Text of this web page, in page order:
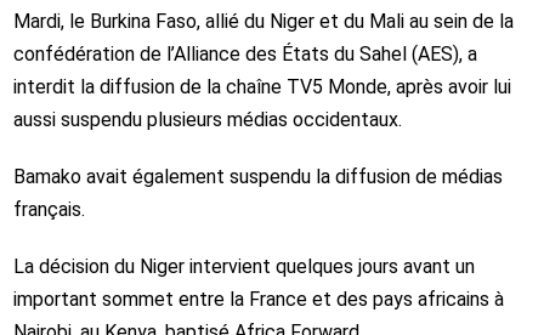
Mardi, le Burkina Faso, allié du Niger et du Mali au sein de la
confédération de l’Alliance des États du Sahel (AES), a
interdit la diffusion de la chaîne TV5 Monde, après avoir lui
aussi suspendu plusieurs médias occidentaux.
Bamako avait également suspendu la diffusion de médias
français.
La décision du Niger intervient quelques jours avant un
important sommet entre la France et des pays africains à